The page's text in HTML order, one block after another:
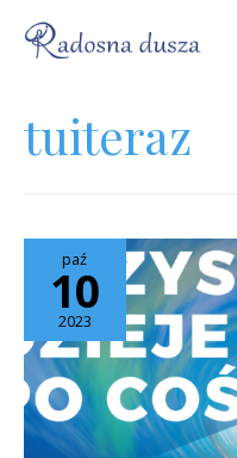
tuiteraz
paź
10
2023